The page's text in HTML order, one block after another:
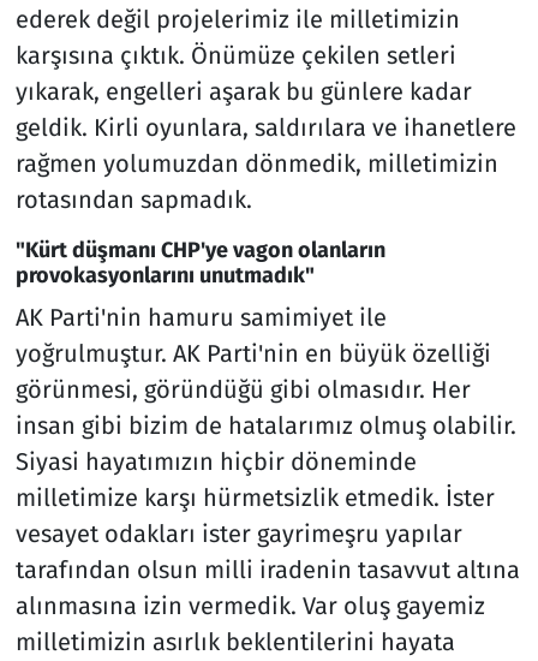
ederek değil projelerimiz ile milletimizin
karşısına çıktık. Önümüze çekilen setleri
yıkarak, engelleri aşarak bu günlere kadar
geldik. Kirli oyunlara, saldırılara ve ihanetlere
rağmen yolumuzdan dönmedik, milletimizin
rotasından sapmadık.
"Kürt düşmanı CHP'ye vagon olanların
provokasyonlarını unutmadık"
AK Parti'nin hamuru samimiyet ile
yoğrulmuştur. AK Parti'nin en büyük özelliği
görünmesi, göründüğü gibi olmasıdır. Her
insan gibi bizim de hatalarımız olmuş olabilir.
Siyasi hayatımızın hiçbir döneminde
milletimize karşı hürmetsizlik etmedik. İster
vesayet odakları ister gayrimeşru yapılar
tarafından olsun milli iradenin tasavvut altına
alınmasına izin vermedik. Var oluş gayemiz
milletimizin asırlık beklentilerini hayata